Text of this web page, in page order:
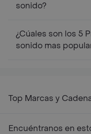
sonido?
¿Cúales son los 5
sonido mas
Top Marcas y
Encuéntranos en